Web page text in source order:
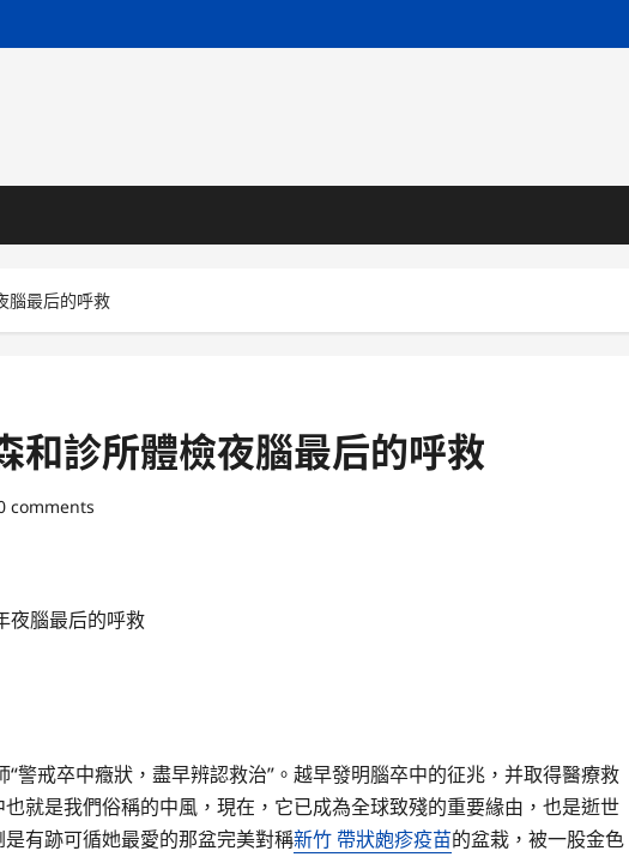
腦最后的呼救
和診所體檢夜腦最后的呼救
comments
夜腦最后的呼救
“警戒卒中癥狀，盡早辨認救治”。越早發明腦卒中的征兆，并取得醫療救
就是我們俗稱的中風，現在，它已成為全球致殘的重要緣由，也是逝世
有跡可循她最愛的那盆完美對稱新竹 帶狀皰疹疫苗的盆栽，被一股金色